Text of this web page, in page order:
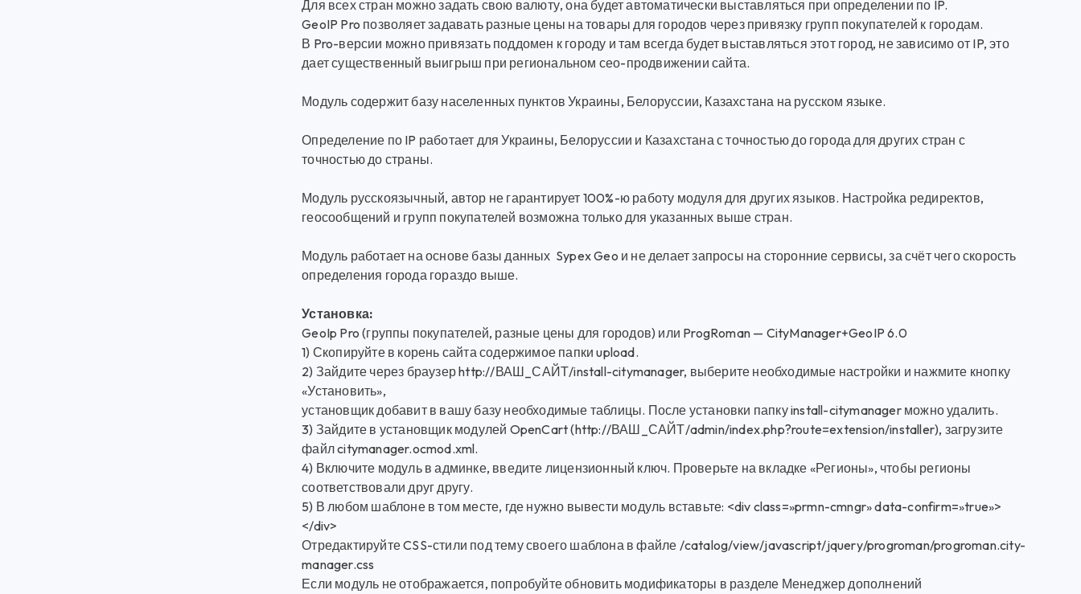
Для всех стран можно задать свою валюту, она будет автоматически выставляться при определении по IP.
GeoIP Pro позволяет задавать разные цены на товары для городов через привязку групп покупателей к городам.
В Pro-версии можно привязать поддомен к городу и там всегда будет выставляться этот город, не зависимо от IP, это
дает существенный выигрыш при региональном сео-продвижении сайта.
Модуль содержит базу населенных пунктов Украины, Белоруссии, Казахстана на русском языке.
Определение по IP работает для Украины, Белоруссии и Казахстана с точностью до города для других стран с
точностью до страны.
Модуль русскоязычный, автор не гарантирует 100%-ю работу модуля для других языков. Настройка редиректов,
геосообщений и групп покупателей возможна только для указанных выше стран.
Модуль работает на основе базы данных Sypex Geo и не делает запросы на сторонние сервисы, за счёт чего скорость
определения города гораздо выше.
Установка:
GeoIp Pro (группы покупателей, разные цены для городов) или ProgRoman — CityManager+GeoIP 6.0
1) Скопируйте в корень сайта содержимое папки upload.
2) Зайдите через браузер http://ВАШ_САЙТ/install-citymanager, выберите необходимые настройки и нажмите кнопку
«Установить»,
установщик добавит в вашу базу необходимые таблицы. После установки папку install-citymanager можно удалить.
3) Зайдите в установщик модулей OpenCart (http://ВАШ_САЙТ/admin/index.php?route=extension/installer), загрузите
файл citymanager.ocmod.xml.
4) Включите модуль в админке, введите лицензионный ключ. Проверьте на вкладке «Регионы», чтобы регионы
соответствовали друг другу.
5) В любом шаблоне в том месте, где нужно вывести модуль вставьте: <div class=»prmn-cmngr» data-confirm=»true»>
</div>
Отредактируйте CSS-стили под тему своего шаблона в файле /catalog/view/javascript/jquery/progroman/progroman.city-
manager.css
Если модуль не отображается, попробуйте обновить модификаторы в разделе Менеджер дополнений